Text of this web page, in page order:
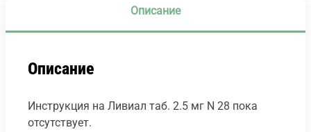
Описание
Описание
Инструкция на Ливиал таб. 2.5 мг N 28 пока
отсутствует.